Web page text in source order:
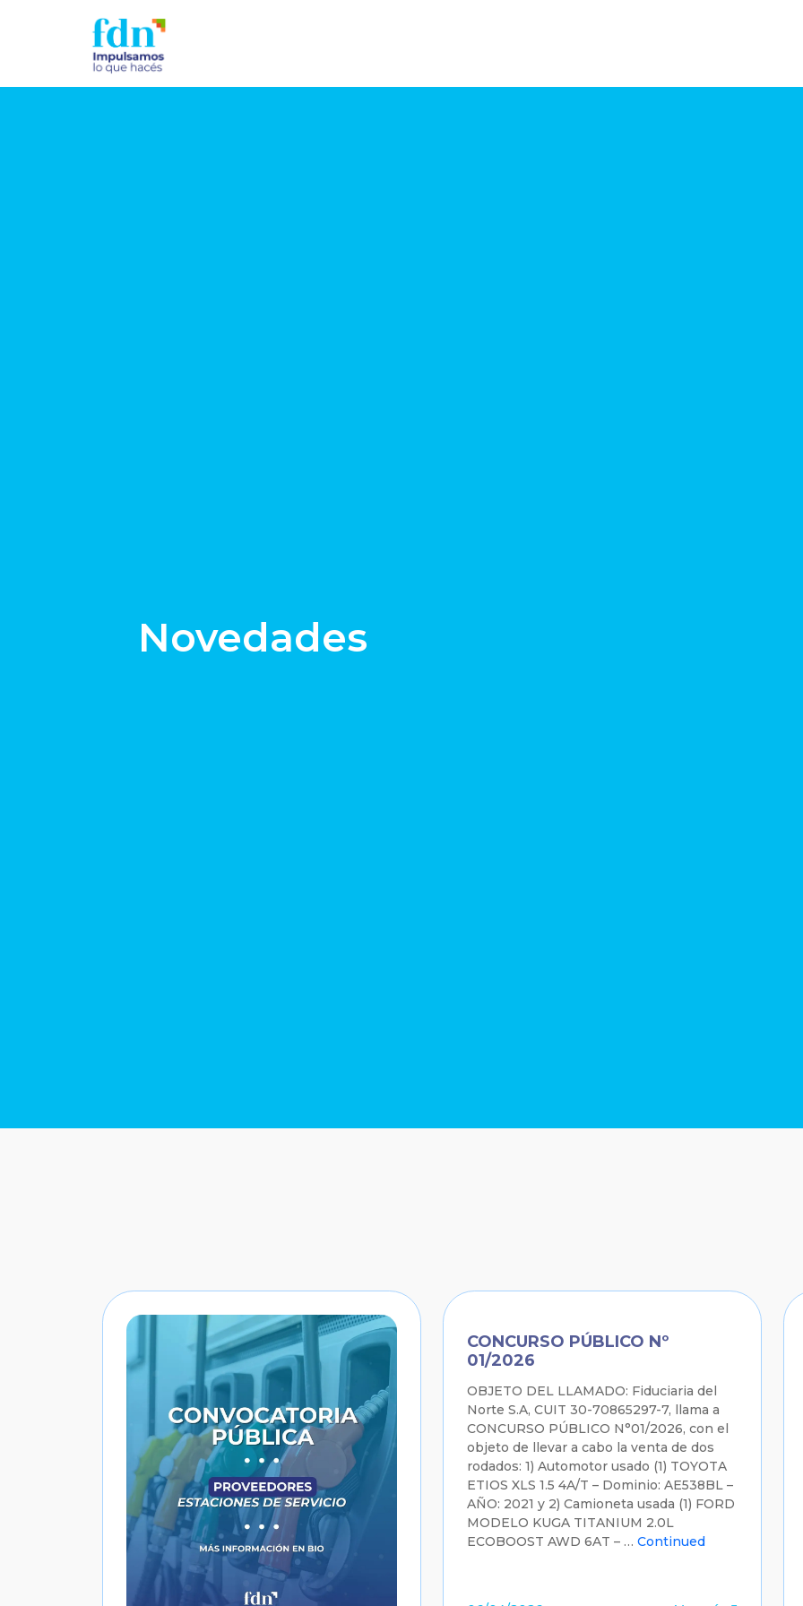
Novedades
CONCURSO PÚBLICO Nº
01/2026
OBJETO DEL LLAMADO: Fiduciaria del
Norte S.A, CUIT 30-70865297-7, llama a
CONCURSO PÚBLICO N°01/2026, con el
objeto de llevar a cabo la venta de dos
rodados: 1) Automotor usado (1) TOYOTA
ETIOS XLS 1.5 4A/T – Dominio: AE538BL –
AÑO: 2021 y 2) Camioneta usada (1) FORD
MODELO KUGA TITANIUM 2.0L
ECOBOOST AWD 6AT – …Continued